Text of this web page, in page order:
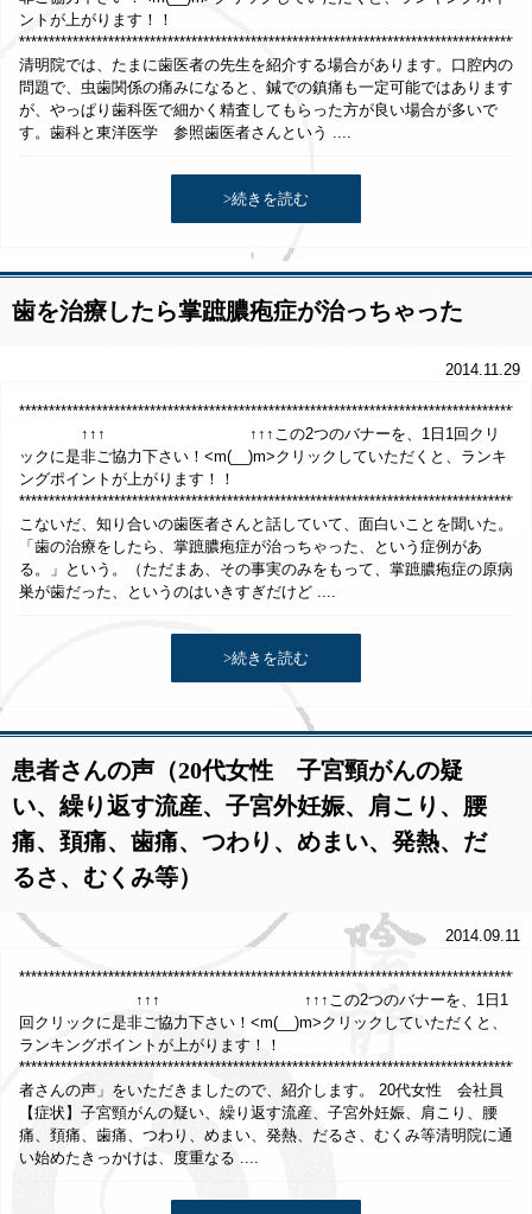
ントが上がります！！
清明院では、たまに歯医者の先生を紹介する場合があります。口腔内の
問題で、虫歯関係の痛みになると、鍼での鎮痛も一定可能ではあります
が、やっぱり歯科医で細かく精査してもらった方が良い場合が多いで
す。歯科と東洋医学 参照歯医者さんという ....
>続きを読む
歯を治療したら掌蹠膿疱症が治っちゃった
2014.11.29
↑↑↑ ↑↑↑この2つのバナーを、1日1回クリ
ックに是非ご協力下さい！<m(__)m>クリックしていただくと、ランキ
ングポイントが上がります！！
こないだ、知り合いの歯医者さんと話していて、面白いことを聞いた。
「歯の治療をしたら、掌蹠膿疱症が治っちゃった、という症例があ
る。」という。（ただまあ、その事実のみをもって、掌蹠膿疱症の原病
巣が歯だった、というのはいきすぎだけど ....
>続きを読む
患者さんの声（20代女性 子宮頸がんの疑
い、繰り返す流産、子宮外妊娠、肩こり、腰
痛、頚痛、歯痛、つわり、めまい、発熱、だ
るさ、むくみ等）
2014.09.11
↑↑↑ ↑↑↑この2つのバナーを、1日1
回クリックに是非ご協力下さい！<m(__)m>クリックしていただくと、
ランキングポイントが上がります！！
者さんの声」をいただきましたので、紹介します。 20代女性 会社員
【症状】子宮頸がんの疑い、繰り返す流産、子宮外妊娠、肩こり、腰
痛、頚痛、歯痛、つわり、めまい、発熱、だるさ、むくみ等清明院に通
い始めたきっかけは、度重なる ....